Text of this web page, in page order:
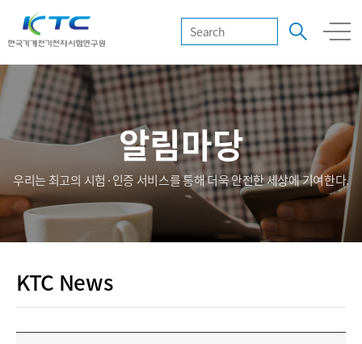
알림마당
우리는 최고의 시험·인증 서비스를 통해 더욱 안전한 세상에 기여한다.
KTC News